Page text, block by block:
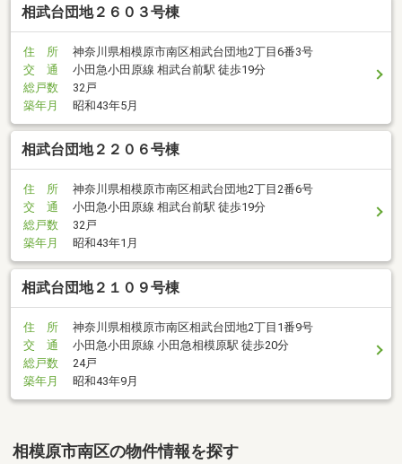
相武台団地２６０３号棟
住 所
神奈川県相模原市南区相武台団地2丁目6番3号
交 通
小田急小田原線 相武台前駅 徒歩19分
総戸数
32戸
築年月
昭和43年5月
相武台団地２２０６号棟
住 所
神奈川県相模原市南区相武台団地2丁目2番6号
交 通
小田急小田原線 相武台前駅 徒歩19分
総戸数
32戸
築年月
昭和43年1月
相武台団地２１０９号棟
住 所
神奈川県相模原市南区相武台団地2丁目1番9号
交 通
小田急小田原線 小田急相模原駅 徒歩20分
総戸数
24戸
築年月
昭和43年9月
相模原市南区の物件情報を探す